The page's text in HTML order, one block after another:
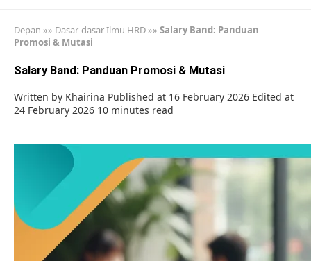
Depan »» Dasar-dasar Ilmu HRD »» Salary Band: Panduan
Promosi & Mutasi
Salary Band: Panduan Promosi & Mutasi
Written by Khairina Published at 16 February 2026 Edited at
24 February 2026 10 minutes read